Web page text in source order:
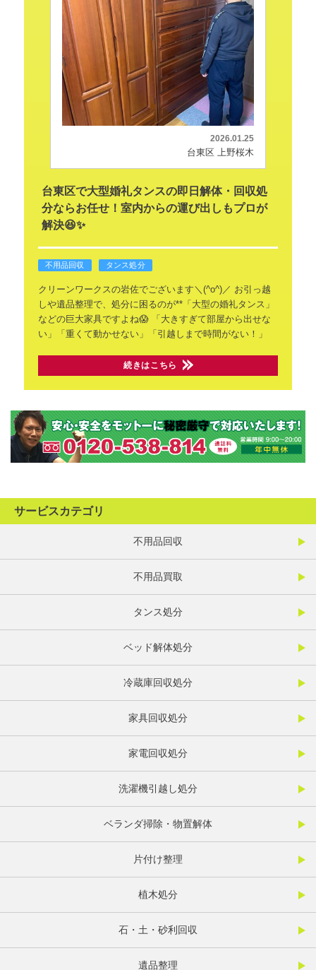
2026.01.25
台東区 上野桜木
台東区で大型婚礼タンスの即日解体・回収処
分ならお任せ！室内からの運び出しもプロが
解決😆✨
不用品回収 タンス処分
クリーンワークスの岩佐でございます＼(^o^)／ お引っ越
しや遺品整理で、処分に困るのが**「大型の婚礼タンス」
などの巨大家具ですよね😱
「大きすぎて部屋から出せな
い」「重くて動かせない」「引越しまで時間がない！」
続きはこちら
サービスカテゴリ
不用品回収
不用品買取
タンス処分
ベッド解体処分
冷蔵庫回収処分
家具回収処分
家電回収処分
洗濯機引越し処分
ベランダ掃除・物置解体
片付け整理
植木処分
石・土・砂利回収
遺品整理